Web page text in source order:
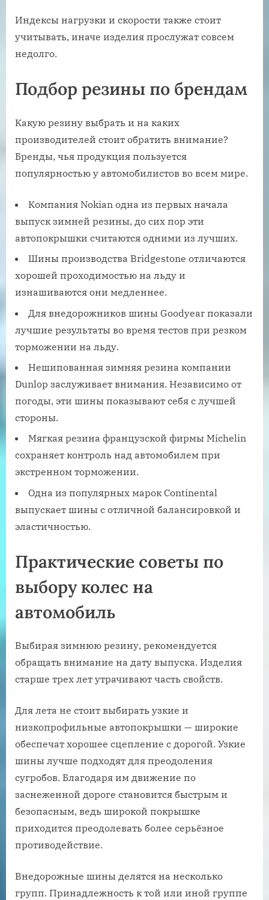
Индексы нагрузки и скорости также стоит
учитывать, иначе изделия прослужат совсем
недолго.
Подбор резины по брендам
Какую резину выбрать и на каких
производителей стоит обратить внимание?
Бренды, чья продукция пользуется
популярностью у автомобилистов во всем мире.
Компания Nokian одна из первых начала
выпуск зимней резины, до сих пор эти
автопокрышки считаются одними из лучших.
Шины производства Bridgestone отличаются
хорошей проходимостью на льду и
изнашиваются они медленнее.
Для внедорожников шины Goodyear показали
лучшие результаты во время тестов при резком
торможении на льду.
Нешипованная зимняя резина компании
Dunlop заслуживает внимания. Независимо от
погоды, эти шины показывают себя с лучшей
стороны.
Мягкая резина французской фирмы Michelin
сохраняет контроль над автомобилем при
экстренном торможении.
Одна из популярных марок Continental
выпускает шины с отличной балансировкой и
эластичностью.
Практические советы по
выбору колес на
автомобиль
Выбирая зимнюю резину, рекомендуется
обращать внимание на дату выпуска. Изделия
старше трех лет утрачивают часть свойств.
Для лета не стоит выбирать узкие и
низкопрофильные автопокрышки — широкие
обеспечат хорошее сцепление с дорогой. Узкие
шины лучше подходят для преодоления
сугробов. Благодаря им движение по
заснеженной дороге становится быстрым и
безопасным, ведь широкой покрышке
приходится преодолевать более серьёзное
противодействие.
Внедорожные шины делятся на несколько
групп. Принадлежность к той или иной группе